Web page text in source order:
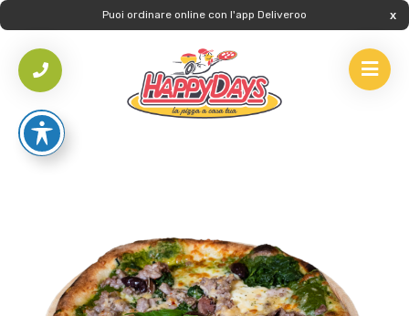
Puoi ordinare online con l'app Deliveroo
HOME